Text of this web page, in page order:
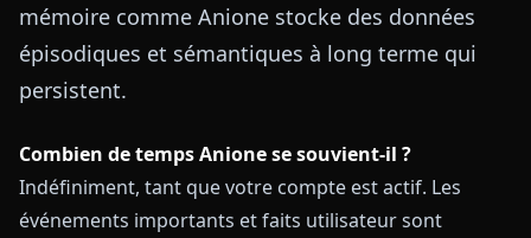
mémoire comme Anione stocke des données
épisodiques et sémantiques à long terme qui
persistent.
Combien de temps Anione se souvient-il ?
Indéfiniment, tant que votre compte est actif. Les
événements importants et faits utilisateur sont